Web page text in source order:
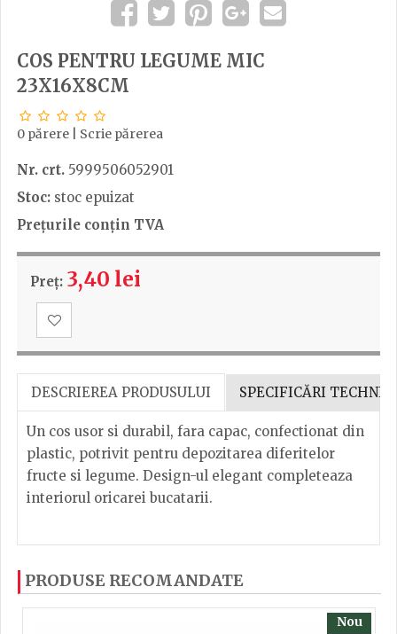
COS PENTRU LEGUME MIC
23X16X8CM
0 părere Scrie părerea
Nr. crt. 5999506052901
Stoc: stoc epuizat
Prețurile conțin TVA
Preț: 3,40 lei
DESCRIEREA PRODUSULUI SPECIFICĂRI
Un cos usor si durabil, fara capac, confectionat din
plastic, potrivit pentru depozitarea diferitelor
fructe si legume. Design-ul elegant completeaza
interiorul oricarei bucatarii.
cu ajutorul steluțelor, și scrieți părerea dvs. Pentru
a putea să scrieți părerea trebuie să fiți înregistrat.
PRODUSE RECOMANDATE
Nou